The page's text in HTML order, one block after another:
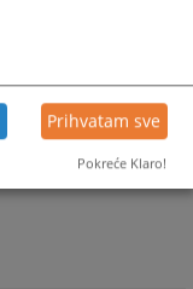
Prihvatam sve
Pokreće Klaro!